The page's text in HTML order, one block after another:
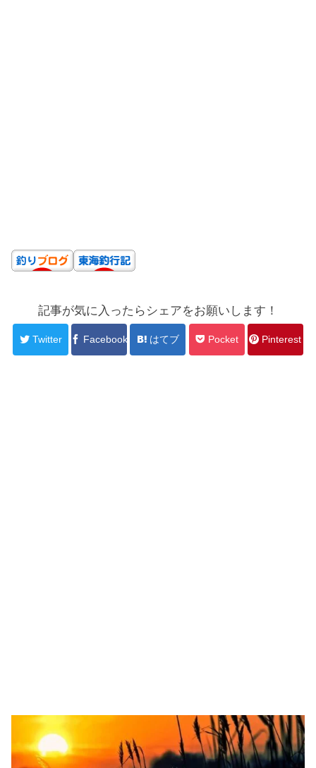
記事が気に入ったらシェアをお願いします！
Twitter Facebook はてブ Pocket Pinterest